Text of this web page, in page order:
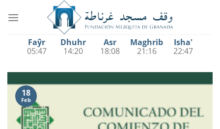
Faŷr
05:47
Dhuhr
14:20
Asr
18:08
Maghrib
21:16
Isha'
22:47
18
Feb